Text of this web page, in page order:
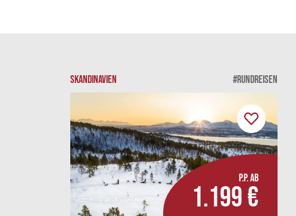
SKANDINAVIEN #RUNDREISEN
Malangen Brygger Resort
P.P. AB
1.199 €